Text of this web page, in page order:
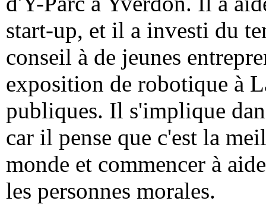
start-up, et il a investi du
conseil à de jeunes
exposition de robotique à
publiques. Il s'implique
car il pense que c'est la
monde et commencer à
les personnes morales.